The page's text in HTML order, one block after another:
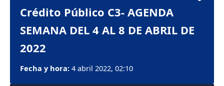
Crédito Público C3- AGENDA
SEMANA DEL 4 AL 8 DE ABRIL DE
2022
Fecha y hora: 4 abril 2022, 02:10